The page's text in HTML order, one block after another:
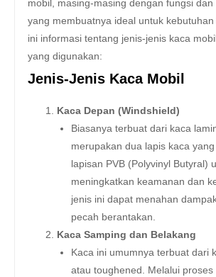
mobil, masing-masing dengan fungsi
yang membuatnya ideal untuk
ini informasi tentang jenis-jenis kaca
yang digunakan:
Jenis-Jenis Kaca Mobil
Kaca Depan (Windshield)
Biasanya terbuat dari kaca
merupakan dua lapis kaca
lapisan PVB (Polyvinyl Butyral)
meningkatkan keamanan dan
jenis ini dapat menahan
pecah berantakan.
Kaca Samping dan Belakang
Kaca ini umumnya terbuat dari
atau toughened. Melalui